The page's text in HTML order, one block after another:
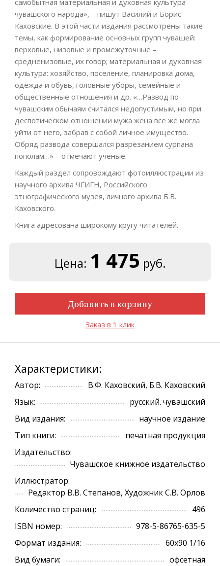
самобытная материальная и духовная культура
чувашского народа», – пишут Василий и Борис
Каховские. В этой части издания рассмотрены такие
темы, как формирование основных групп чувашей:
верховые, низовые и промежуточные –
средненизовые, их говор; материальная и духовная
культура: хозяйство, поселение, планировка дома,
одежда и обувь, головные уборы, семейные и
общественные отношения и др. «…Развод по
чувашским обычаям считался недопустимым, но при
деспотическом отношении мужа жена все же могла
уйти от него, забрав с собой личное имущество.
Обряд развода совершался разрезанием сурпана
пополам…» – отмечают ученые.
Каждый раздел сопровождают фотоиллюстрации из
научного архива ЧГИГН, Российского
этнографического музея, личного архива Б.В.
Каховского.
Книга адресована широкому кругу читателей.
Цена: 1 475 руб.
Добавить в корзину
Заказ в 1 клик
Характеристики:
Автор:
В.Ф. Каховский, Б.В. Каховский
Язык:
русский. чувашский
Вид издания:
научное издание
Тип книги:
печатная продукция
Издательство:
Чувашское книжное издательство
Иллюстратор:
Редактор В.В. Степанов, Художник С.В. Орлов
Количество страниц:
496
ISBN номер:
978-5-86765-635-5
Формат издания:
60х90 1/16
Вид бумаги:
офсетная